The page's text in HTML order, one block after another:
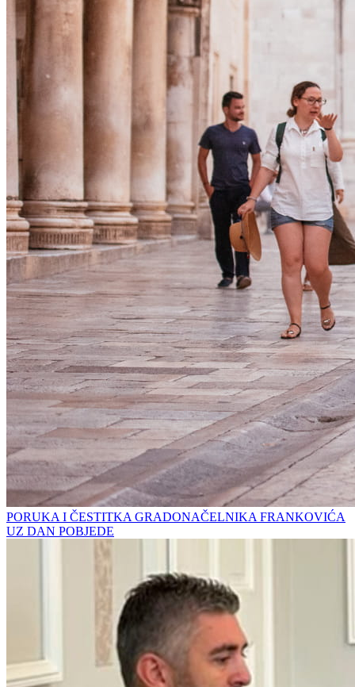
PORUKA I ČESTITKA GRADONAČELNIKA FRANKOVIĆA
UZ DAN POBJEDE